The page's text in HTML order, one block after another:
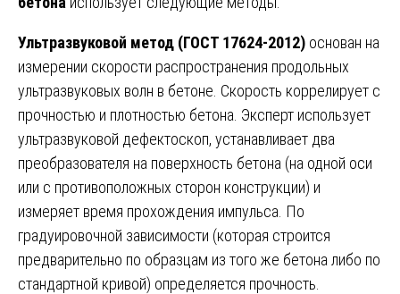
Ультразвуковой метод (ГОСТ 17624-2012) основан на
измерении скорости распространения продольных
ультразвуковых волн в бетоне. Скорость коррелирует с
прочностью и плотностью бетона. Эксперт использует
ультразвуковой дефектоскоп, устанавливает два
преобразователя на поверхность бетона (на одной оси
или с противоположных сторон конструкции) и
измеряет время прохождения импульса. По
градуировочной зависимости (которая строится
предварительно по образцам из того же бетона либо по
стандартной кривой) определяется прочность.